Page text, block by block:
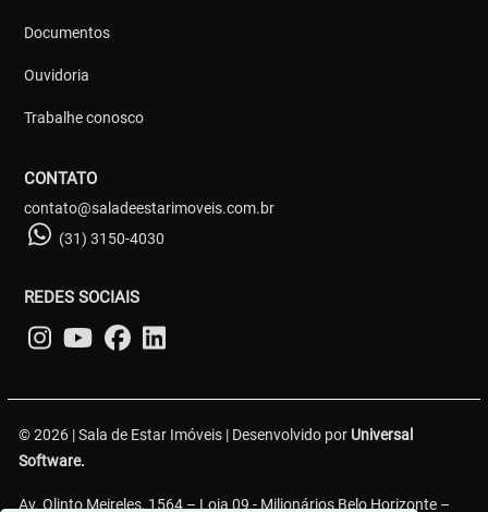
Documentos
Ouvidoria
Trabalhe conosco
CONTATO
contato@saladeestarimoveis.com.br
(31) 3150-4030
REDES SOCIAIS
© 2026 | Sala de Estar Imóveis | Desenvolvido por Universal
Software.
Av. Olinto Meireles, 1564 – Loja 09 - Milionários Belo Horizonte –